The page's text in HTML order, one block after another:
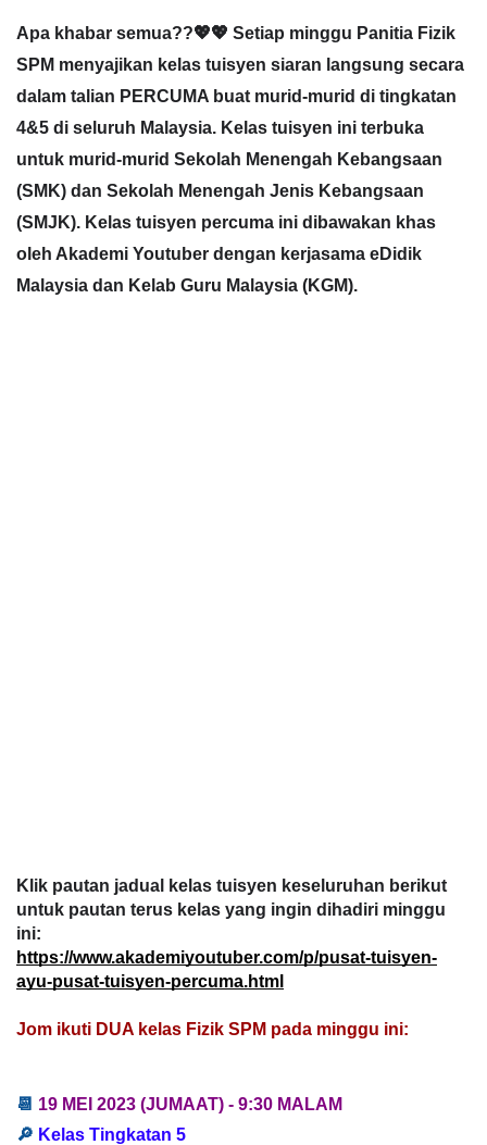
Apa khabar semua??💖💖 Setiap minggu Panitia Fizik
SPM menyajikan kelas tuisyen siaran langsung secara
dalam talian PERCUMA buat murid-murid di tingkatan
4&5 di seluruh Malaysia. Kelas tuisyen ini terbuka
untuk murid-murid Sekolah Menengah Kebangsaan
(SMK) dan Sekolah Menengah Jenis Kebangsaan
(SMJK). Kelas tuisyen percuma ini dibawakan khas
oleh Akademi Youtuber dengan kerjasama eDidik
Malaysia dan Kelab Guru Malaysia (KGM).
Klik pautan jadual kelas tuisyen keseluruhan berikut
untuk pautan terus kelas yang ingin dihadiri minggu
ini:
https://www.akademiyoutuber.com/p/pusat-tuisyen-
ayu-pusat-tuisyen-percuma.html
Jom ikuti DUA kelas Fizik SPM pada minggu ini:
📆 19 MEI 2023 (JUMAAT) - 9:30 MALAM
🔎 Kelas Tingkatan 5